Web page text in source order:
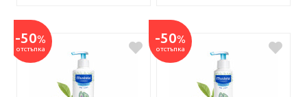
-50%
отстъпка
-50%
отстъпка